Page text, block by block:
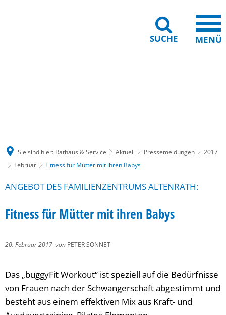
SUCHE MENÜ
Sie sind hier: Rathaus & Service Aktuell Pressemeldungen
2017
Februar
Fitness für Mütter mit ihren Babys
ANGEBOT DES FAMILIENZENTRUMS ALTENRATH:
Fitness für Mütter mit ihren Babys
20. Februar 2017 von PETER SONNET
Das „buggyFit Workout“ ist speziell auf die Bedürfnisse
von Frauen nach der Schwangerschaft abgestimmt und
besteht aus einem effektiven Mix aus Kraft- und